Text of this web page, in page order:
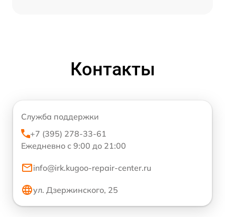
Контакты
Служба поддержки
+7 (395) 278-33-61
Ежедневно с 9:00 до 21:00
info@irk.kugoo-repair-center.ru
ул. Дзержинского, 25